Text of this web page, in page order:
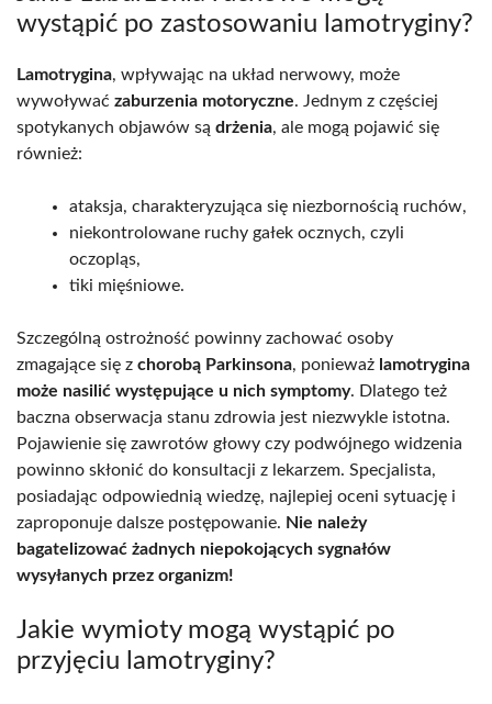
wystąpić po zastosowaniu lamotryginy?
Lamotrygina, wpływając na układ nerwowy, może
wywoływać zaburzenia motoryczne. Jednym z częściej
spotykanych objawów są drżenia, ale mogą pojawić się
również:
ataksja, charakteryzująca się niezbornością ruchów,
niekontrolowane ruchy gałek ocznych, czyli
oczopląs,
tiki mięśniowe.
Szczególną ostrożność powinny zachować osoby
zmagające się z chorobą Parkinsona, ponieważ lamotrygina
może nasilić występujące u nich symptomy. Dlatego też
baczna obserwacja stanu zdrowia jest niezwykle istotna.
Pojawienie się zawrotów głowy czy podwójnego widzenia
powinno skłonić do konsultacji z lekarzem. Specjalista,
posiadając odpowiednią wiedzę, najlepiej oceni sytuację i
zaproponuje dalsze postępowanie. Nie należy
bagatelizować żadnych niepokojących sygnałów
wysyłanych przez organizm!
Jakie wymioty mogą wystąpić po
przyjęciu lamotryginy?